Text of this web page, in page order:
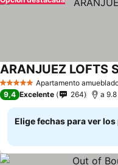
5 Estrellas Apartamento
ARANJUEZ LOFTS
9,4 Excelente 264 a
Elige fechas para ver